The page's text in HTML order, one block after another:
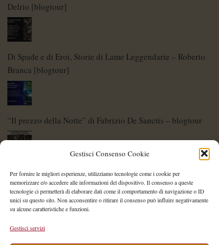
Gestisci Consenso Cookie
Per fornire le migliori esperienze, utilizziamo tecnologie come i cookie per
memorizzare e/o accedere alle informazioni del dispositivo. Il consenso a queste
tecnologie ci permetterà di elaborare dati come il comportamento di navigazione o ID
unici su questo sito. Non acconsentire o ritirare il consenso può influire negativamente
su alcune caratteristiche e funzioni.
Gestisci servizi
Delrio [blogtour]
Di Spade e di Eroi, Storie di Lame Leggendarie – Roberto
Branca [blogtour]
“Il prezzo della Notte” di Fabrizio De Sanctis – blogtour
Di Spade e di Eroi – Storie di Lame Leggendarie